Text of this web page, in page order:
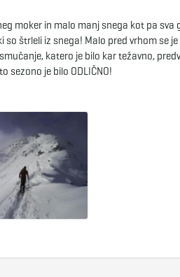
moker in malo manj snega kot pa sva
štrleli iz snega! Malo pred vrhom se
katero je bilo kar težavno,
sezono je bilo ODLIČNO!